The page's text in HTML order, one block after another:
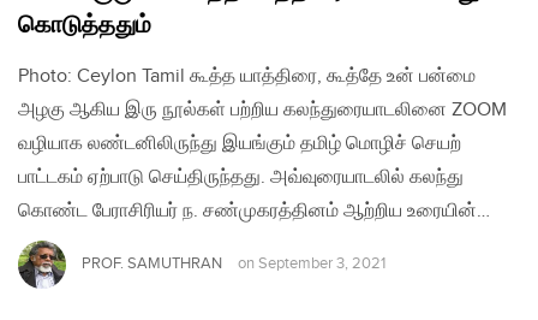
கொடுத்ததும்
Photo: Ceylon Tamil கூத்த யாத்திரை, கூத்தே உன் பன்மை
அழகு ஆகிய இரு நூல்கள் பற்றிய கலந்துரையாடலினை ZOOM
வழியாக லண்டனிலிருந்து இயங்கும் தமிழ் மொழிச் செயற்
பாட்டகம் ஏற்பாடு செய்திருந்தது. அவ்வுரையாடலில் கலந்து
கொண்ட பேராசிரியர் ந. சண்முகரத்தினம் ஆற்றிய உரையின்…
PROF. SAMUTHRAN on September 3, 2021